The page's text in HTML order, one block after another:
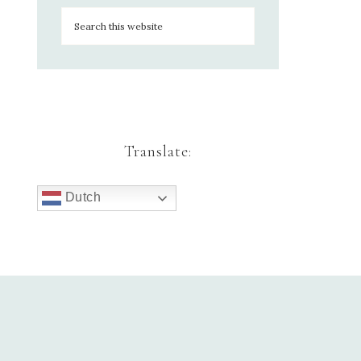
Translate:
Dutch